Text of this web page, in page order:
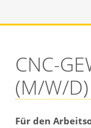
CNC-
(M/W/D)
Für den